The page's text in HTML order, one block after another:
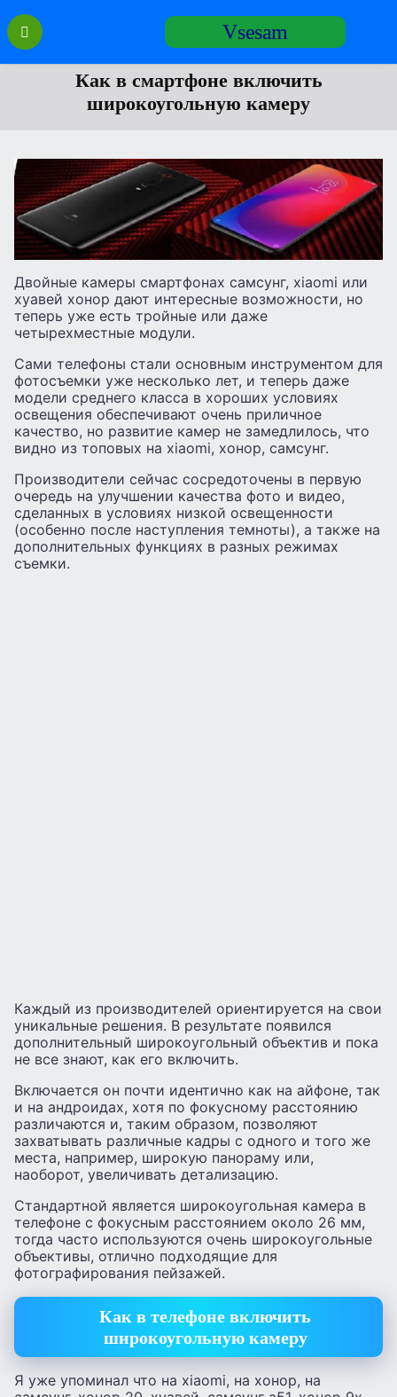
Перейти
содержанию
Vsesam
Как в смартфоне включить
широкоугольную камеру
Двойные камеры смартфонах самсунг, xiaomi или
хуавей хонор дают интересные возможности, но
теперь уже есть тройные или даже
четырехместные модули.
Сами телефоны стали основным инструментом для
фотосъемки уже несколько лет, и теперь даже
модели среднего класса в хороших условиях
освещения обеспечивают очень приличное
качество, но развитие камер не замедлилось, что
видно из топовых на xiaomi, хонор, самсунг.
Производители сейчас сосредоточены в первую
очередь на улучшении качества фото и видео,
сделанных в условиях низкой освещенности
(особенно после наступления темноты), а также на
дополнительных функциях в разных режимах
съемки.
Каждый из производителей ориентируется на свои
уникальные решения. В результате появился
дополнительный широкоугольный объектив и пока
не все знают, как его включить.
Включается он почти идентично как на айфоне, так
и на андроидах, хотя по фокусному расстоянию
различаются и, таким образом, позволяют
захватывать различные кадры с одного и того же
места, например, широкую панораму или,
наоборот, увеличивать детализацию.
Стандартной является широкоугольная камера в
телефоне с фокусным расстоянием около 26 мм,
тогда часто используются очень широкоугольные
объективы, отлично подходящие для
фотографирования пейзажей.
Как в телефоне включить
широкоугольную камеру
Я уже упоминал что на xiaomi, на хонор, на